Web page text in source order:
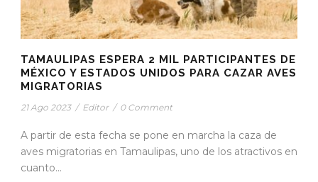
TAMAULIPAS ESPERA 2 MIL PARTICIPANTES DE
MÉXICO Y ESTADOS UNIDOS PARA CAZAR AVES
MIGRATORIAS
21 Ago 2023 / Editor / 0 Comment
A partir de esta fecha se pone en marcha la caza de
aves migratorias en Tamaulipas, uno de los atractivos en
cuanto...